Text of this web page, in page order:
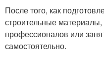
После того, как
строительные
профессионалов или
самостоятельно.